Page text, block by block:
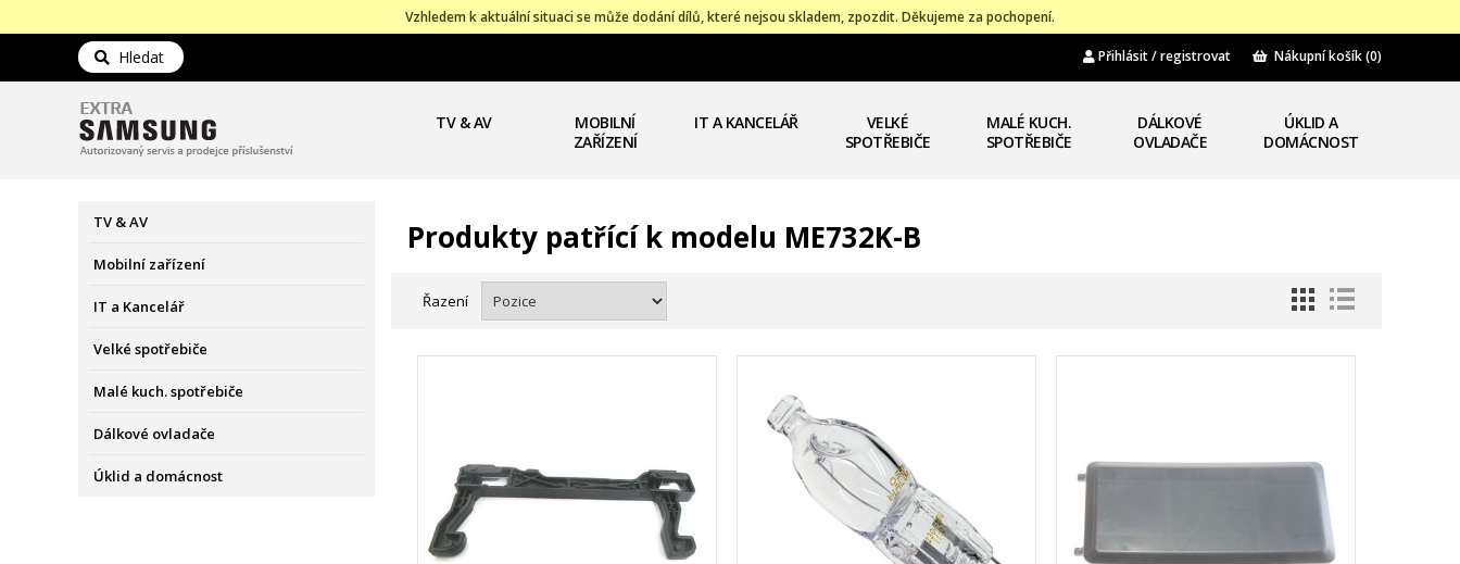
Vzhledem k aktuální situaci se může dodání dílů, které nejsou skladem, zpozdit. Děkujeme za pochopení.
Hledat Přihlásit / registrovat Nákupní košík(0)
TV & AV
MOBILNÍ
ZAŘÍZENÍ
IT A KANCELÁŘ
VELKÉ
SPOTŘEBIČE
MALÉ KUCH.
SPOTŘEBIČE
DÁLKOVÉ
OVLADAČE
ÚKLID A
DOMÁCNOST
TV & AV
Mobilní zařízení
IT a Kancelář
Velké spotřebiče
Malé kuch. spotřebiče
Dálkové ovladače
Úklid a domácnost
Produkty patřící k modelu ME732K-B
Řazení